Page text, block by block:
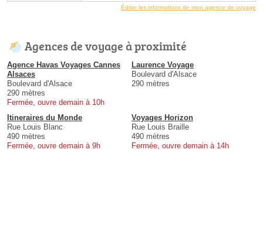
Éditer les informations de mon agence de voyage
Agences de voyage à proximité
Agence Havas Voyages Cannes
Alsaces
Boulevard d'Alsace
290 mètres
Fermée, ouvre demain à 10h
Laurence Voyage
Boulevard d'Alsace
290 mètres
Itineraires du Monde
Rue Louis Blanc
490 mètres
Fermée, ouvre demain à 9h
Voyages Horizon
Rue Louis Braille
490 mètres
Fermée, ouvre demain à 14h